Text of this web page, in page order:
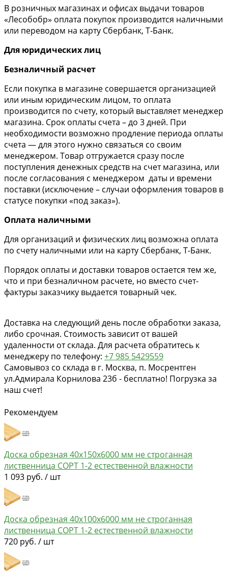
В розничных магазинах и офисах выдачи товаров
«Лесобобр» оплата покупок производится наличными
или переводом на карту Сбербанк, Т-Банк.
Для юридических лиц
Безналичный расчет
Если покупка в магазине совершается организацией
или иным юридическим лицом, то оплата
производится по счету, который выставляет менеджер
магазина. Срок оплаты счета – до 3 дней. При
необходимости возможно продление периода оплаты
счета — для этого нужно связаться со своим
менеджером. Товар отгружается сразу после
поступления денежных средств на счет магазина, или
после согласования с менеджером даты и времени
поставки (исключение – случаи оформления товаров в
статусе покупки «под заказ»).
Оплата наличными
Для организаций и физических лиц возможна оплата
по счету наличными или на карту Сбербанк, Т-Банк.
Порядок оплаты и доставки товаров остается тем же,
что и при безналичном расчете, но вместо счет-
фактуры заказчику выдается товарный чек.
Доставка на следующий день после обработки заказа,
либо срочная. Стоимость зависит от вашей
удаленности от склада. Для расчета обратитесь к
менеджеру по телефону: +7 985 5429559
Самовывоз со склада в г. Москва, п. Мосрентген
ул.Адмирала Корнилова 23б - бесплатно! Погрузка за
наш счет!
Рекомендуем
Доска обрезная 40х150х6000 мм не строганная
лиственница СОРТ 1-2 естественной влажности
1 093 руб. / шт
Доска обрезная 40х100х6000 мм не строганная
лиственница СОРТ 1-2 естественной влажности
720 руб. / шт